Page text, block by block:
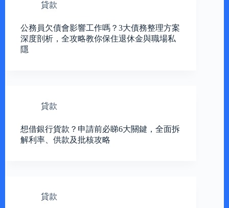
貸款
公務員欠債會影響工作嗎？3大債務整理方案
深度剖析，全攻略教你保住退休金與職場私
隱
貸款
想借銀行貨款？申請前必睇6大關鍵，全面拆
解利率、供款及批核攻略
貸款